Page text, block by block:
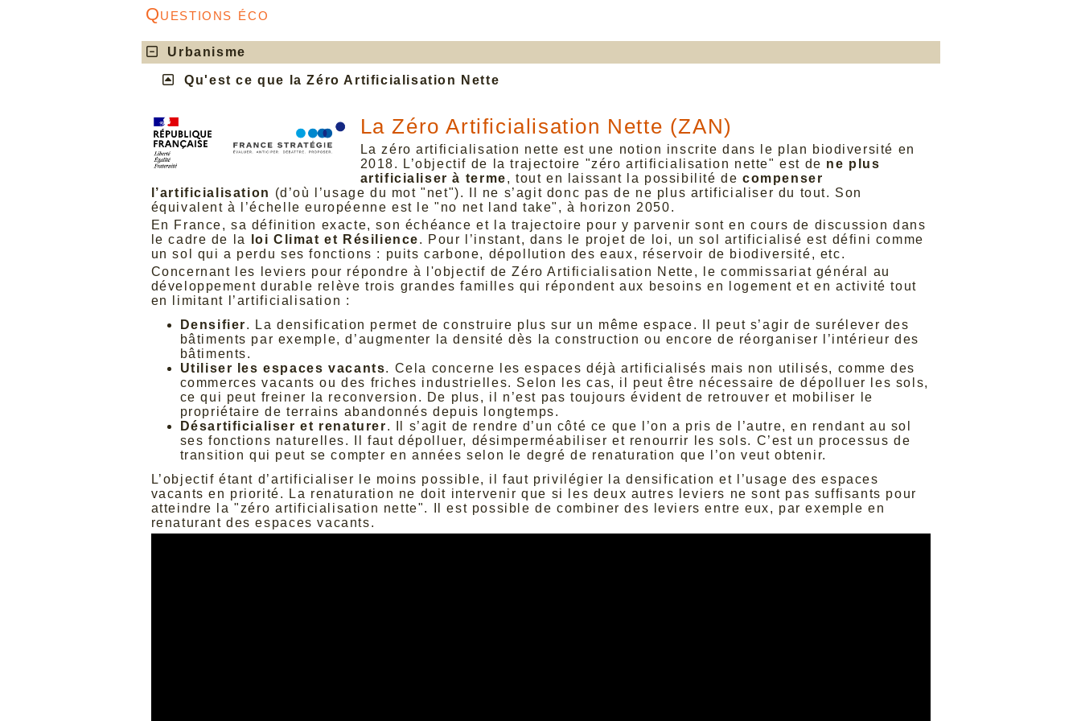
Questions éco
Urbanisme
Qu'est ce que la Zéro Artificialisation Nette
La Zéro Artificialisation Nette (ZAN)
La zéro artificialisation nette est une notion inscrite dans le plan biodiversité en
2018. L’objectif de la trajectoire "zéro artificialisation nette" est de ne plus
artificialiser à terme, tout en laissant la possibilité de compenser
l’artificialisation (d’où l’usage du mot "net"). Il ne s’agit donc pas de ne plus artificialiser du tout. Son
équivalent à l’échelle européenne est le"no net land take", à horizon 2050.
En France, sa définition exacte, son échéance et la trajectoire pour y parvenir sont en cours de discussion dans
le cadre de la
loi Climat et Résilience. Pour l’instant, dans le projet de loi, un sol artificialisé est défini comme
un sol qui a perdu ses fonctions : puits carbone, dépollution des eaux, réservoir de biodiversité, etc.
Concernant les leviers pour répondre à l'objectif de Zéro Artificialisation Nette, le commissariat général au
développement durable relève trois grandes familles qui répondent aux besoins en logement et en activité tout
en limitant l’artificialisation :
Densifier. La densification permet de construire plus sur un même espace. Il peut s’agir de surélever des
bâtiments par exemple, d’augmenter la densité dès la construction ou encore de réorganiser l’intérieur des
bâtiments.
Utiliser les espaces vacants. Cela concerne les espaces déjà artificialisés mais non utilisés, comme des
commerces vacants ou des friches industrielles. Selon les cas, il peut être nécessaire de dépolluer les sols,
ce qui peut freiner la reconversion. De plus, il n’est pas toujours évident de retrouver et mobiliser le
propriétaire de terrains abandonnés depuis longtemps.
Désartificialiser et renaturer. Il s’agit de rendre d’un côté ce que l’on a pris de l’autre, en rendant au sol
ses fonctions naturelles. Il faut dépolluer, désimperméabiliser et renourrir les sols. C’est un processus de
transition qui peut se compter en années selon le degré de renaturation que l’on veut obtenir.
L’objectif étant d’artificialiser le moins possible, il faut privilégier la densification et l’usage des espaces
vacants en priorité. La renaturation ne doit intervenir que si les deux autres leviers ne sont pas suffisants pour
atteindre la "zéro artificialisation nette". Il est possible de combiner des leviers entre eux, par exemple en
renaturant des espaces vacants.